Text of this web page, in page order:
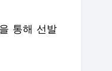
통해 선발